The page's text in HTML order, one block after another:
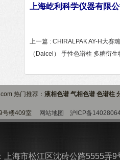
上海屹利科学仪器有限
上一篇 : CHIRALPAK AY-H大赛
（Daicel） 手性色谱柱 多糖衍
热门推荐： 液相色谱 气相色谱 色谱柱
9号楼409室 网站地图 沪ICP备
上海市松江区沈砖公路5555弄9